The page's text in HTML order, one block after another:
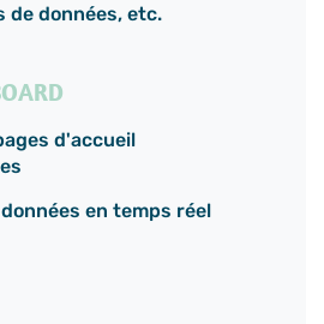
de données, etc.
d'accueil
en temps réel